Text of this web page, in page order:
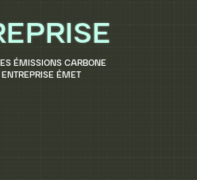
ÉMISSIONS CARBONE
ÉMET